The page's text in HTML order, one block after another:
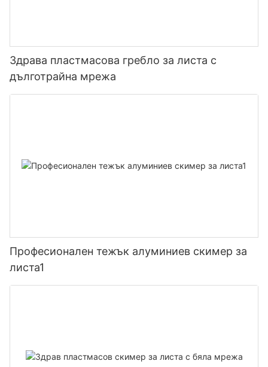
Здрава пластмасова гребло за листа с
дълготрайна мрежа
Професионален тежък алуминиев скимер за
листа1